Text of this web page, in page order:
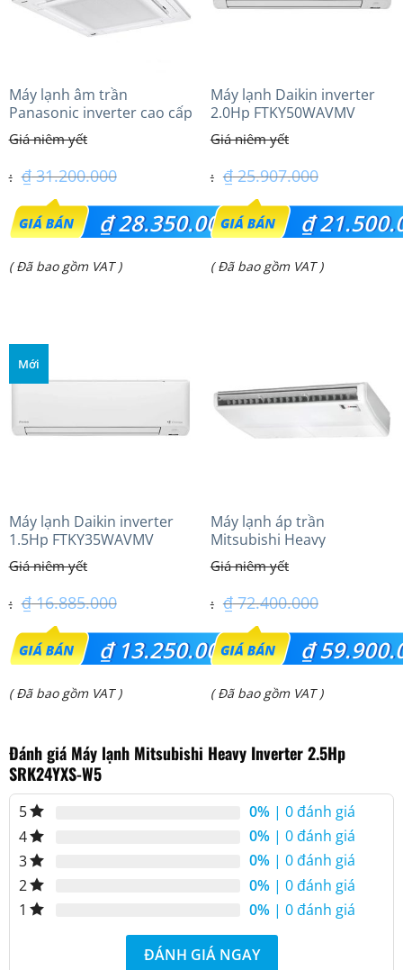
Máy lạnh âm trần
Panasonic inverter cao cấp
(2.5Hp) S-1821PU3HA/U-
21PRH1H5
₫31.200.000
Giá
gốc
là:
₫28.350.000
Giá
₫ 28.350.000.
( Đã bao gồm VAT )
Máy lạnh Daikin inverter
2.0Hp FTKY50WAVMV
₫25.907.000
Giá
gốc
là:
₫
Giá
₫ 21.500.000.
( Đã bao gồm VAT )
Mới
Máy lạnh Daikin inverter
1.5Hp FTKY35WAVMV
₫16.885.000
Giá
gốc
là:
₫13.250.000
Giá
tại
là:
₫ 13.250.000.
( Đã bao gồm VAT )
Máy lạnh áp trần
Mitsubishi Heavy
FDE140VG (6.0Hp) Cao cấp
– 3 Pha
₫72.400.000
Giá
gốc
là:
₫
Giá
tại
₫ 59.900.000.
( Đã bao gồm VAT )
Đánh giá Máy lạnh Mitsubishi Heavy Inverter 2.5Hp
SRK24YXS-W5
5 0% | 0 đánh giá
4
0% | 0 đánh giá
3
0% | 0 đánh giá
2
0% | 0 đánh giá
1
0% | 0 đánh giá
ĐÁNH GIÁ NGAY